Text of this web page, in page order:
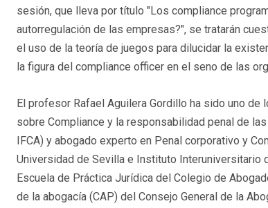
sesión, que lleva por título "Los compliance
autorregulación de las empresas?", se tratarán
el uso de la teoría de juegos para dilucidar la
la figura del compliance officer en el seno de las
El profesor Rafael Aguilera Gordillo ha sido uno
sobre Compliance y la responsabilidad penal de
IFCA) y abogado experto en Penal corporativo y
Universidad de Sevilla e Instituto Interuniversitario
Escuela de Práctica Jurídica del Colegio de
de la abogacía (CAP) del Consejo General de la